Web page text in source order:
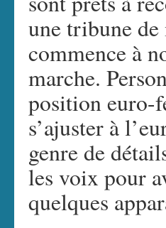
une tribune
commence à
marche.
position euro-
s’ajuster à
genre de
les voix pour
quelques